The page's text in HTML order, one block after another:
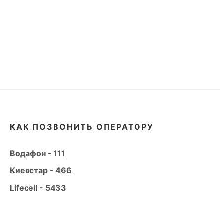
КАК ПОЗВОНИТЬ ОПЕРАТОРУ
Водафон - 111
Киевстар - 466
Lifecell - 5433